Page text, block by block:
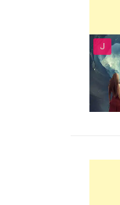
J